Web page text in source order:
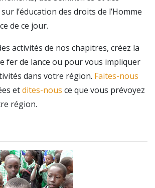
l’éducation des droits de l’Homme
de ce jour.
activités de nos chapitres, créez la
fer de lance ou pour vous impliquer
dans votre région. Faites-nous
etdites-nous ce que vous prévoyez
région.